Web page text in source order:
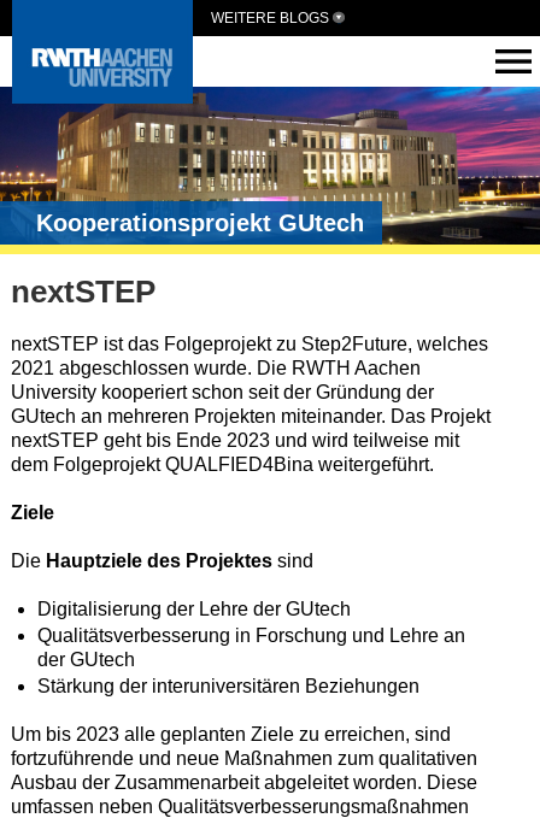
WEITERE BLOGS
Kooperationsprojekt GUtech
nextSTEP
nextSTEP ist das Folgeprojekt zu Step2Future, welches
2021 abgeschlossen wurde. Die RWTH Aachen
University kooperiert schon seit der Gründung der
GUtech an mehreren Projekten miteinander. Das Projekt
nextSTEP geht bis Ende 2023 und wird teilweise mit
dem Folgeprojekt QUALFIED4Bina weitergeführt.
Ziele
Die Hauptziele des Projektessind
Digitalisierung der Lehre der GUtech
Qualitätsverbesserung in Forschung und Lehre an
der GUtech
Stärkung der interuniversitären Beziehungen
Um bis 2023 alle geplanten Ziele zu erreichen, sind
fortzuführende und neue Maßnahmen zum qualitativen
Ausbau der Zusammenarbeit abgeleitet worden. Diese
umfassen neben Qualitätsverbesserungsmaßnahmen